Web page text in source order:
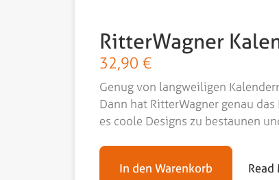
RitterWagner
32,90 €
Genug von langweiligen
Dann hat RitterWagner genau
es coole Designs zu bestaunen
In den Warenkorb Read